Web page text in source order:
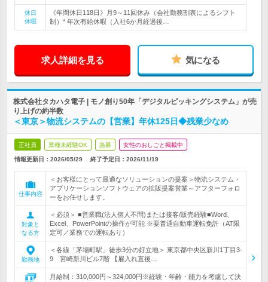
休日
休暇
《年間休日118日》月9～11回休み（会社勤務割表によるシフト
制）* 年次有給休暇（入社6か月経過後…
求人詳細を見る 気になる
株式会社タカハタ電子 | モノ創り50年「デジタルピッキングシステム」が売
り上げの約半数
＜東京＞物流システムの【営業】年休125日◆残業少なめ
正社員 業種未経験OK 急募 女性のおしごと掲載中
情報更新日：2026/05/29 終了予定日： 2026/11/19
仕事内容
＜お客様にとって最適なソリューションの提案＞物流システム・
アプリケーションソフトウェアの拡販提案営業～アフターフォロ
ーをお任せします。
対象と
なる方
＜必須＞ ■営業職(法人個人不問)または接客/販売経験■Word、
Excel、PowerPointの操作が可能 ※要普通自動車運転免許（AT限
定可／業務での運転あり）
勤務地
＜各線「茅場町駅」徒歩3分の好立地＞ 東京都中央区新川1丁目3-
9 宮崎新川ビル7階 【雇入れ直後…
月給制：310,000円～324,000円※経験・年齢・能力を考慮して決